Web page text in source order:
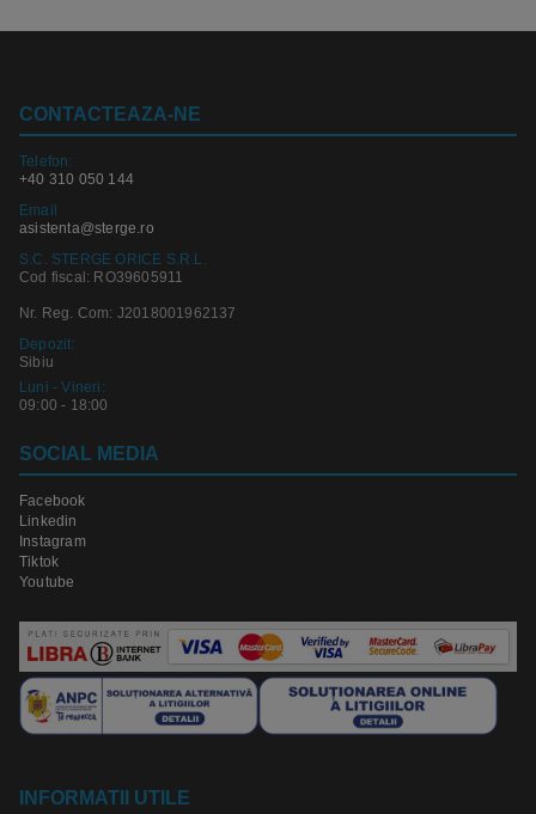
CONTACTEAZA-NE
Telefon:
+40 310 050 144
Email
asistenta@sterge.ro
S.C. STERGE ORICE S.R.L.
Cod fiscal: RO39605911
Nr. Reg. Com: J2018001962137
Depozit:
Sibiu
Luni - Vineri:
09:00 - 18:00
SOCIAL MEDIA
Facebook
Linkedin
Instagram
Tiktok
Youtube
INFORMATII UTILE